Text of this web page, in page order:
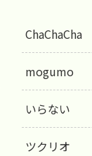
ChaChaCha
mogumo
いらない
ツクリオ